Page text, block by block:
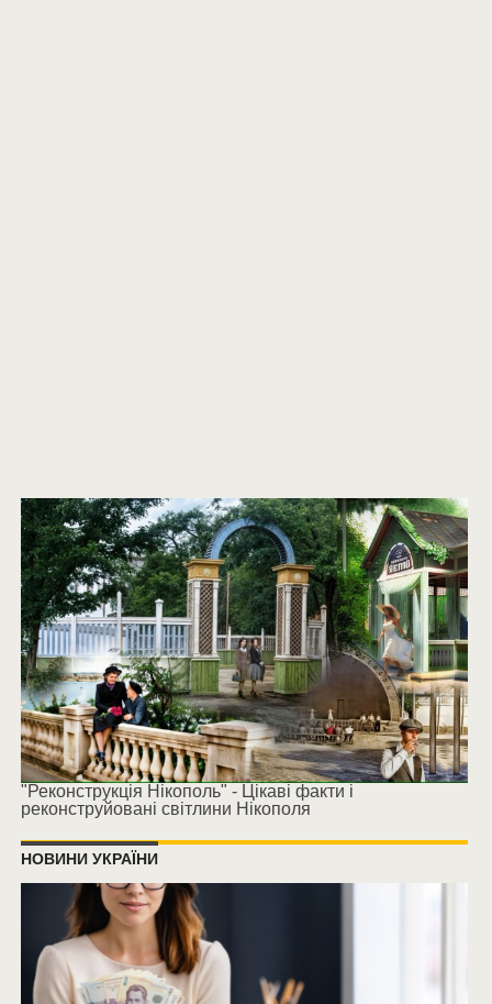
"Реконструкція Нікополь" - Цікаві факти і
реконструйовані світлини Нікополя
НОВИНИ УКРАЇНИ